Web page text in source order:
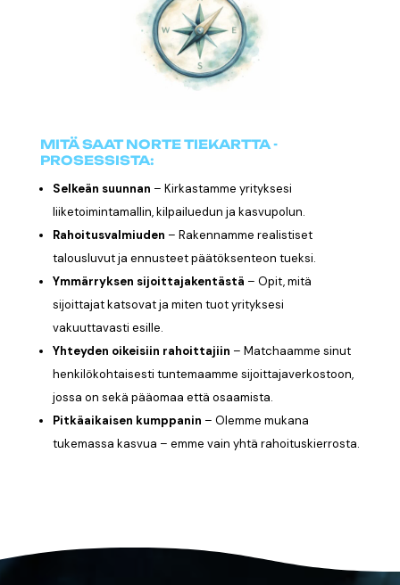
MITÄ SAAT NORTE TIEKARTTA -
PROSESSISTA:
Selkeän suunnan – Kirkastamme yrityksesi
liiketoimintamallin, kilpailuedun ja kasvupolun.
Rahoitusvalmiuden – Rakennamme realistiset
talousluvut ja ennusteet päätöksenteon tueksi.
Ymmärryksen sijoittajakentästä – Opit, mitä
sijoittajat katsovat ja miten tuot yrityksesi
vakuuttavasti esille.
Yhteyden oikeisiin rahoittajiin ​ – Matchaamme sinut
henkilökohtaisesti tuntemaamme sijoittajaverkostoon,
jossa on sekä pääomaa että osaamista.
Pitkäaikaisen kumppanin – Olemme mukana
tukemassa kasvua – emme vain yhtä rahoituskierrosta.